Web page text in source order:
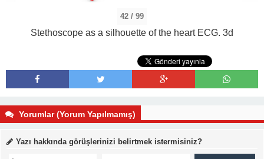
42 / 99
Stethoscope as a silhouette of the heart ECG. 3d
Yorumlar (Yorum Yapılmamış)
Yazı hakkında görüşlerinizi belirtmek istermisiniz?